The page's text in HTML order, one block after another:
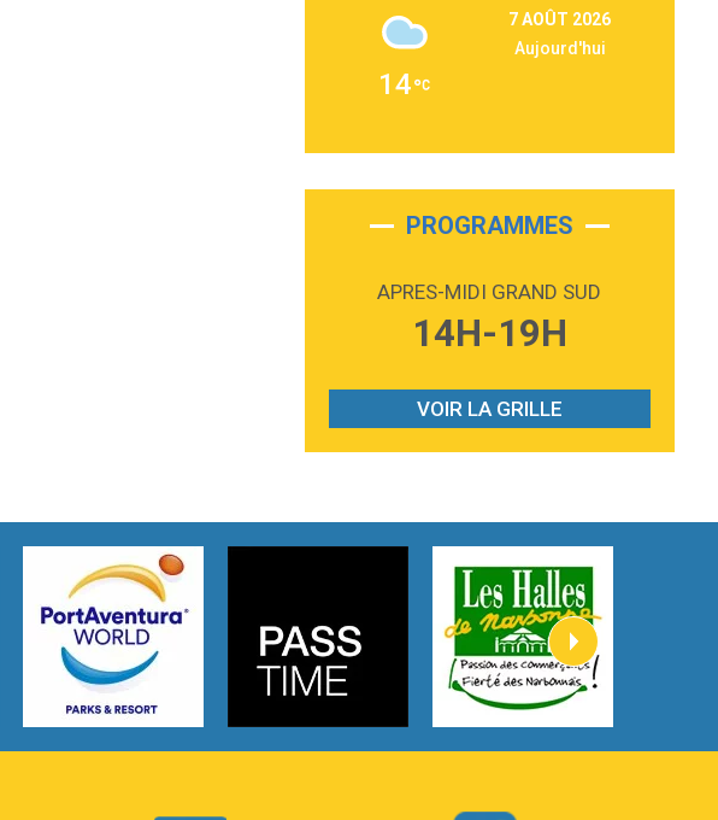
Martin Garrix & Ed Sheeran
Alex Warren
On My Soul
2:28
Phoebe Bridgers
Gracie Abrams
Heaven On Your Mind
Heart On Fire
Lovecats
Hate that i made you love me
Ariana Grande –
14
7 AOÛT 2026
Aujourd'hui
PROGRAMMES
APRES-MIDI GRAND SUD
14H-19H
VOIR LA GRILLE